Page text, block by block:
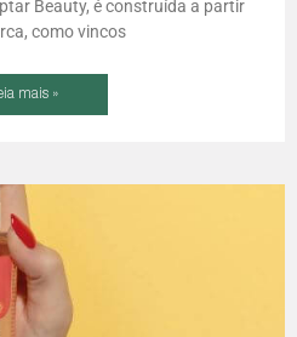
Beauty, é construída a partir
como vincos
mais »